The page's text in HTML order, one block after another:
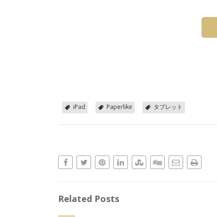
iPad Paperlike タブレット
Related Posts